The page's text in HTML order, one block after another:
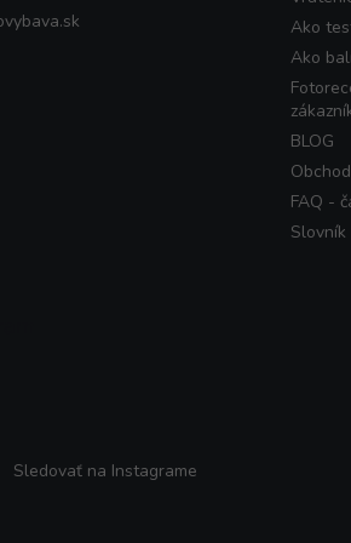
Ako
Ako
BLOG
FAQ -
Slovník
Sledovať na Instagrame